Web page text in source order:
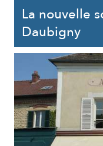
La nouvelle
Daubigny